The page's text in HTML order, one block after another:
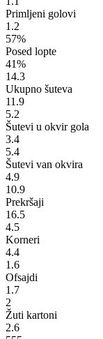
Primljeni golovi
1.2
57%
Posed lopte
41%
14.3
Ukupno šuteva
11.9
5.2
Šutevi u okvir gola
3.4
5.4
Šutevi van okvira
4.9
10.9
Prekršaji
16.5
4.5
Korneri
4.4
1.6
Ofsajdi
1.7
2
Žuti kartoni
2.6